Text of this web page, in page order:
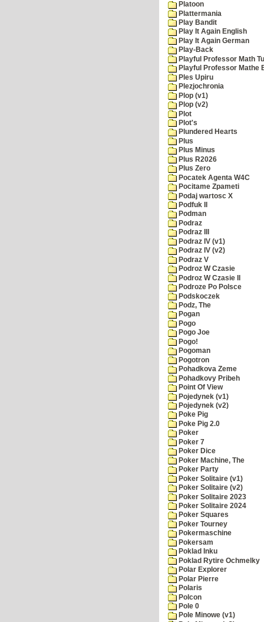
Platoon
Plattermania
Play Bandit
Play It Again English
Play It Again German
Play-Back
Playful Professor Math
Playful Professor Mathe
Ples Upiru
Plezjochronia
Plop (v1)
Plop (v2)
Plot
Plot's
Plundered Hearts
Plus
Plus Minus
Plus R2026
Plus Zero
Pocatek Agenta W4C
Pocitame Zpameti
Podaj wartosc X
Podfuk II
Podman
Podraz
Podraz III
Podraz IV (v1)
Podraz IV (v2)
Podraz V
Podroz W Czasie
Podroz W Czasie II
Podroze Po Polsce
Podskoczek
Podz, The
Pogan
Pogo
Pogo Joe
Pogo!
Pogoman
Pogotron
Pohadkova Zeme
Pohadkovy Pribeh
Point Of View
Pojedynek (v1)
Pojedynek (v2)
Poke Pig
Poke Pig 2.0
Poker
Poker 7
Poker Dice
Poker Machine, The
Poker Party
Poker Solitaire (v1)
Poker Solitaire (v2)
Poker Solitaire 2023
Poker Solitaire 2024
Poker Squares
Poker Tourney
Pokermaschine
Pokersam
Poklad Inku
Poklad Rytire Ochmelky
Polar Explorer
Polar Pierre
Polaris
Polcon
Pole 0
Pole Minowe (v1)